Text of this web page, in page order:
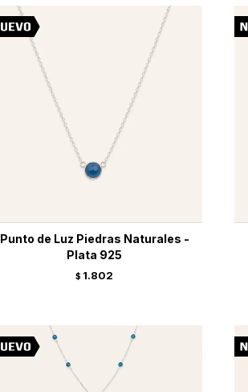
Punto de Luz Piedras Naturales -
Plata 925
$ 1.802